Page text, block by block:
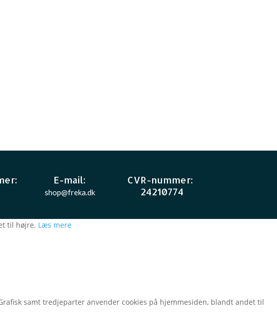
E-mail:
shop@freka.dk
CVR-nummer:
24210774
til højre. Læs mere
samt tredjeparter anvender cookies på hjemmesiden, blandt andet til